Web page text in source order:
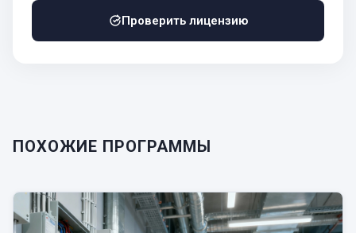
Проверить лицензию
ПОХОЖИЕ ПРОГРАММЫ